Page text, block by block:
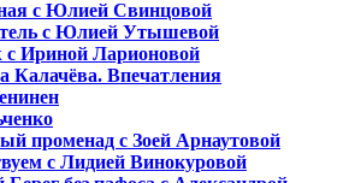
с Юлией Свинцовой
с Юлией Утышевой
с Ириной Ларионовой
Калачёва. Впечатления
променад с Зоей Арнаутовой
с Лидией Винокуровой